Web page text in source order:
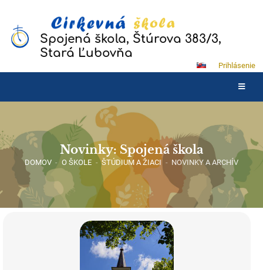
Spojená škola, Štúrova 383/3,
Stará Ľubovňa
Prihlásenie
Novinky: Spojená škola
DOMOV - O ŠKOLE - ŠTÚDIUM A ŽIACI - NOVINKY A ARCHÍV